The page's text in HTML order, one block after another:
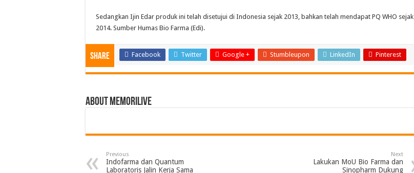
Sedangkan Ijin Edar produk ini telah disetujui di Indonesia sejak 2013, bahkan telah mendapat PQ WHO sejak
2014. Sumber Humas Bio Farma (Edi).
Share Facebook Twitter Google + Stumbleupon LinkedIn Pinterest
About memorilive
Previous
Indofarma dan Quantum
Laboratoris Jalin Kerja Sama
Next
Lakukan MoU Bio Farma dan
Sinopharm Dukung